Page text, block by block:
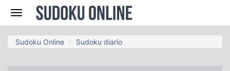
Navegación
Sudoku Online Sudoku diario